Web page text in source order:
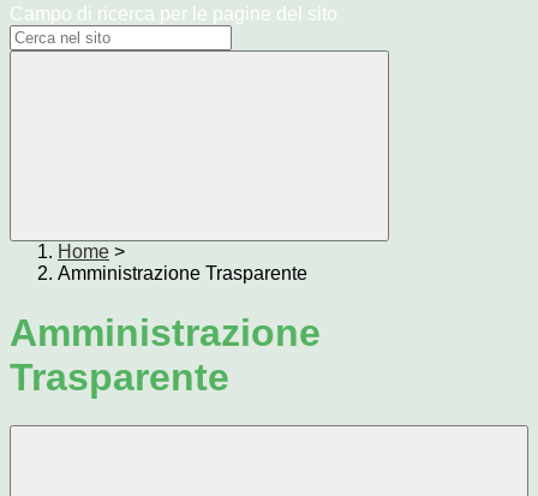
Campo di ricerca per le pagine del sito
Home >
Amministrazione Trasparente
Amministrazione
Trasparente